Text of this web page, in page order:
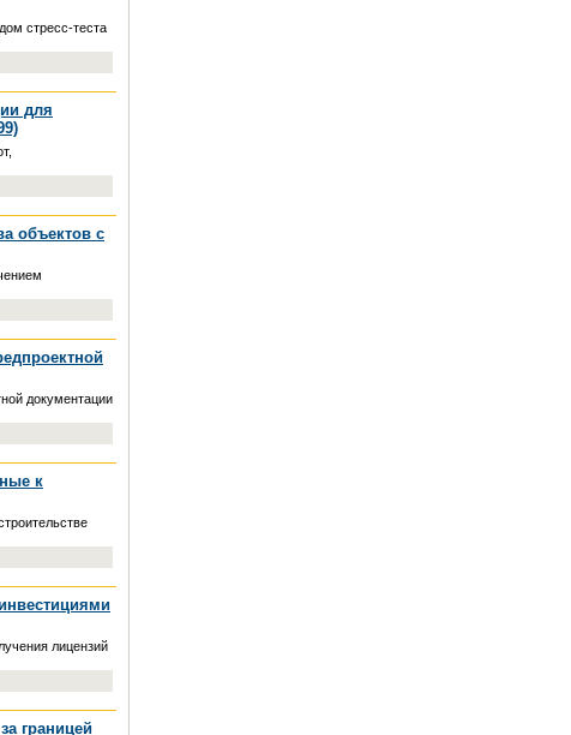
стресс-теста
для
объектов с
документации
к
лицензий
границей